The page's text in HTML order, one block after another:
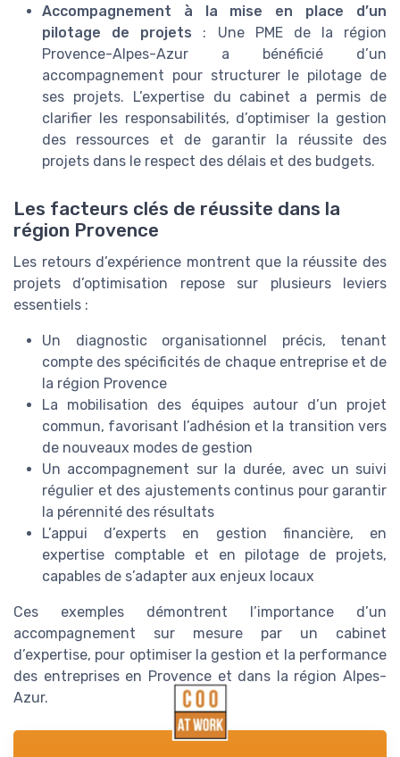
Accompagnement à la mise en place d’un
pilotage de projets : Une PME de la région
Provence-Alpes-Azur a bénéficié d’un
accompagnement pour structurer le pilotage de
ses projets. L’expertise du cabinet a permis de
clarifier les responsabilités, d’optimiser la gestion
des ressources et de garantir la réussite des
projets dans le respect des délais et des budgets.
Les facteurs clés de réussite dans la
région Provence
Les retours d’expérience montrent que la réussite des
projets d’optimisation repose sur plusieurs leviers
essentiels :
Un diagnostic organisationnel précis, tenant
compte des spécificités de chaque entreprise et de
la région Provence
La mobilisation des équipes autour d’un projet
commun, favorisant l’adhésion et la transition vers
de nouveaux modes de gestion
Un accompagnement sur la durée, avec un suivi
régulier et des ajustements continus pour garantir
la pérennité des résultats
L’appui d’experts en gestion financière, en
expertise comptable et en pilotage de projets,
capables de s’adapter aux enjeux locaux
Ces exemples démontrent l’importance d’un
accompagnement sur mesure par un cabinet
d’expertise, pour optimiser la gestion et la performance
des entreprises en Provence et dans la région Alpes-
Azur.